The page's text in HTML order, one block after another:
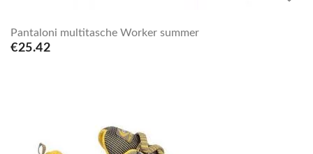
Pantaloni multitasche Worker summer
€25.42